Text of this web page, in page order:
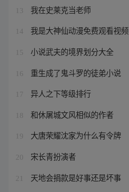
13 我在史莱克当老师
14 我是大神仙动漫免费观看视频
15 小说武夫的境界划分大全
16 重生成了鬼斗罗的徒弟小说
17 异人之下等级排行
18 和休屠城文风相似的作者
19 大唐荣耀沈家为什么有令牌
20 宋长青扮演者
21 天地会捐款是好事还是坏事